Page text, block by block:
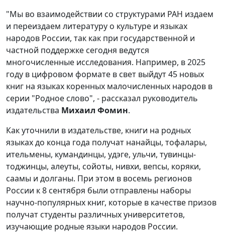
"Мы во взаимодействии со структурами РАН издаем
и переиздаем литературу о культуре и языках
народов России, так как при государственной и
частной поддержке сегодня ведутся
многочисленные исследования. Например, в 2025
году в цифровом формате в свет выйдут 45 новых
книг на языках коренных малочисленных народов в
серии "Родное слово", - рассказал руководитель
издательства Михаил Фомин.
Как уточнили в издательстве, книги на родных
языках до конца года получат нанайцы, тофалары,
ительмены, кумандинцы, удэге, ульчи, тувинцы-
тоджинцы, алеуты, сойоты, нивхи, вепсы, коряки,
саамы и долганы. При этом в восемь регионов
России к 8 сентября были отправлены наборы
научно-популярных книг, которые в качестве призов
получат студенты различных университетов,
изучающие родные языки народов России.